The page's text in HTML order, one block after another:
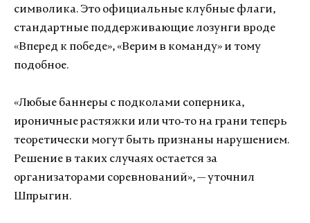
символика. Это официальные клубные флаги,
стандартные поддерживающие лозунги вроде
«Вперед к победе», «Верим в команду» и тому
подобное.
«Любые баннеры с подколами соперника,
ироничные растяжки или что‑то на грани теперь
теоретически могут быть признаны нарушением.
Решение в таких случаях остается за
организаторами соревнований», — уточнил
Шпрыгин.